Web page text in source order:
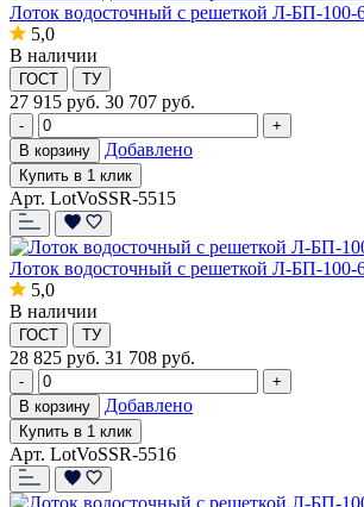
Лоток водосточный с решеткой Л-БП-100-
5,0
В наличии
ГОСТ ТУ
27 915 руб. 30 707 руб.
-
+
В корзину
Добавлено
Купить в 1 клик
Арт. LotVoSSR-5515
Лоток водосточный с решеткой Л-БП-100-
5,0
В наличии
ГОСТ ТУ
28 825 руб. 31 708 руб.
-
+
В корзину
Добавлено
Купить в 1 клик
Арт. LotVoSSR-5516